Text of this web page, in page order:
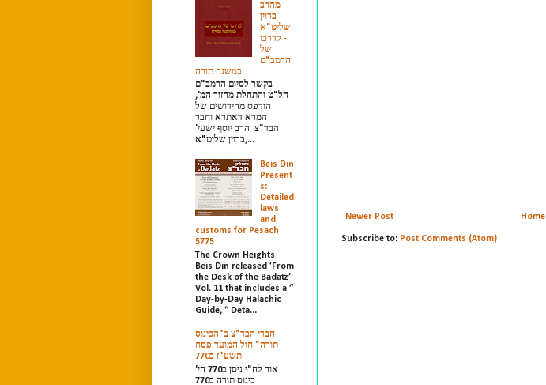
Newer Post Home
Subscribe to: Post Comments (Atom)
מהרב
ברוין
שליט"א
- לדרכו
של
הרמב"ם
במשנה תורה
בקשר לסיום הרמב"ם
הל"ט והתחלת מחזור המ',
הודפס מחידושים של
המרא דאתרא וחבר
הבד"צ הרב יוסף ישעי'
ברוין שליט"א,...
Beis Din
Present
s:
Detailed
laws
and
customs for Pesach
5775
The Crown Heights
Beis Din released ‘From
the Desk of the Badatz’
Vol. 11 that includes a “
Day-by-Day Halachic
Guide, “ Deta...
חברי הבד"צ ב"הכינוס
תורה" חול המועד פסח
תשע"ז ב770
אור לח"י ניסן ב770 הי'
כינוס תורה ב770